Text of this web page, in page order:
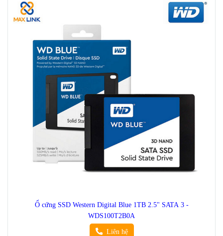
Ổ cứng SSD Western Digital Blue 1TB 2.5" SATA 3 -
WDS100T2B0A
Liên hệ